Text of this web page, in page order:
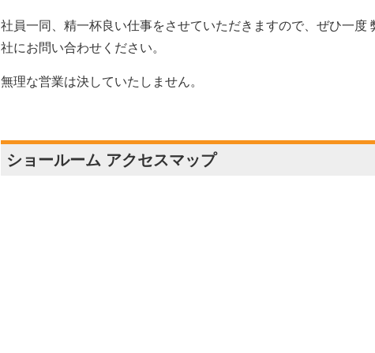
社員一同、精一杯良い仕事をさせていただきますので、ぜひ一度
社にお問い合わせください。
無理な営業は決していたしません。
ショールーム アクセスマップ